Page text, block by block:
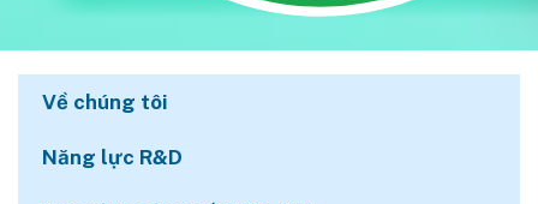
Về chúng tôi
Năng lực R&D